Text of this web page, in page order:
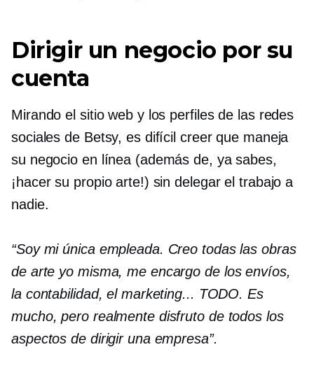
Dirigir un negocio por su
cuenta
Mirando el sitio web y los perfiles de las redes
sociales de Betsy, es difícil creer que maneja
su negocio en línea (además de, ya sabes,
¡hacer su propio arte!) sin delegar el trabajo a
nadie.
“Soy mi única empleada. Creo todas las obras
de arte yo misma, me encargo de los envíos,
la contabilidad, el marketing... TODO. Es
mucho, pero realmente disfruto de todos los
aspectos de dirigir una empresa”.